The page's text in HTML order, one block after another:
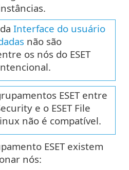
Interface do usuário
não são
os nós do ESET
ESET entre
e o ESET File
não é compatível.
ESET existem
nós: